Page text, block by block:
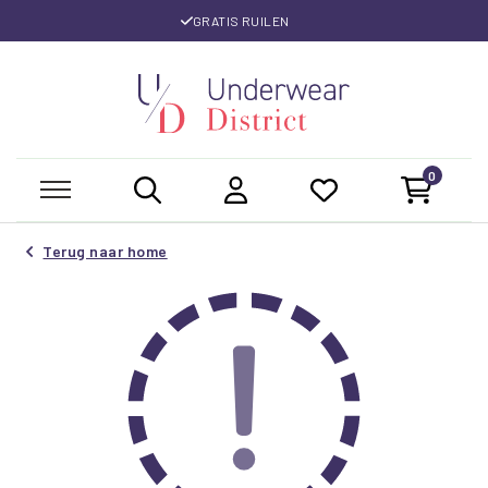
GRATIS RUILEN
0
Terug naar home